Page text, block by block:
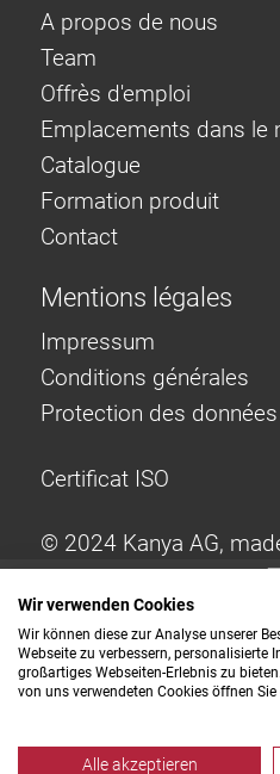
A propos de nous
Team
Offrès d'emploi
Emplacements dans le
Catalogue
Formation produit
Contact
Mentions légales
Impressum
Conditions générales
Protection des données
Certificat ISO
© 2024 Kanya AG,
Wir verwenden Cookies
Wir können diese zur Analyse unserer
Webseite zu verbessern, personalisierte
großartiges Webseiten-Erlebnis zu
von uns verwendeten Cookies öffnen
Alle akzeptieren